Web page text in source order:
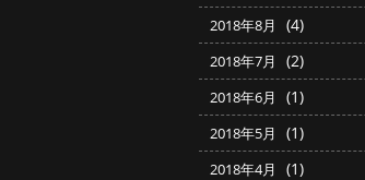
2018年8月 (4)
2018年7月 (2)
2018年6月 (1)
2018年5月 (1)
2018年4月 (1)